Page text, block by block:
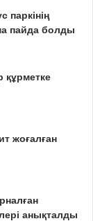
паркінің
пайда болды
жоғалған
анықталды